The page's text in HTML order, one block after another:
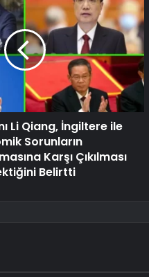
Li Qiang, İngiltere ile
Sorunların
Karşı Çıkılması
Belirtti